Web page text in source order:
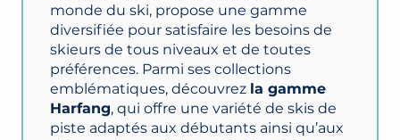
monde du ski, propose une gamme
diversifiée pour satisfaire les besoins de
skieurs de tous niveaux et de toutes
préférences. Parmi ses collections
emblématiques, découvrez la gamme
Harfang, qui offre une variété de skis de
piste adaptés aux débutants ainsi qu’aux